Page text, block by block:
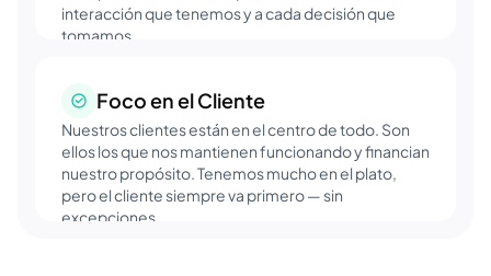
interacción que tenemos y a cada decisión que
tomamos.
Foco en el Cliente
Nuestros clientes están en el centro de todo. Son
ellos los que nos mantienen funcionando y financian
nuestro propósito. Tenemos mucho en el plato,
pero el cliente siempre va primero — sin
excepciones.